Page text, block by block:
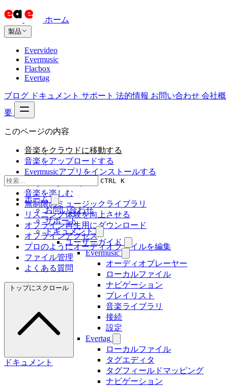
ホーム
製品
Evervideo
Evermusic
Flacbox
Evertag
ブログ ドキュメント サポート 法的情報 お問い合わせ 会社概
要
CTRL K
ホーム
お問い合わせ
サポート
ドキュメント
ユーザーガイド
Evermusic
オーディオプレーヤー
ローカルファイル
ナビゲーション
プレイリスト
音楽ライブラリ
接続
設定
Evertag
ローカルファイル
タグエディタ
タグフィールドマッピング
ナビゲーション
このページの内容
音楽をクラウドに移動する
音楽をアップロードする
Evermusicアプリをインストールする
Dropboxを接続する
音楽を楽しむ
無制限のミュージックライブラリ
リスニング体験を向上させる
オフライン再生用にダウンロード
オフラインアクセス
プロのようにオーディオファイルを編集
ファイル管理
よくある質問
トップにスクロール
ドキュメント